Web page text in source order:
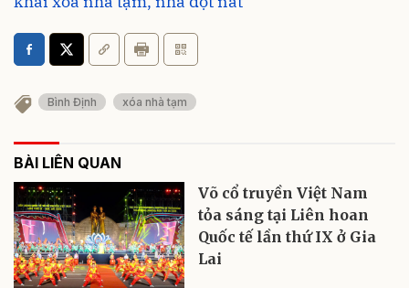
Bình Định xóa nhà tạm
BÀI LIÊN QUAN
Võ cổ truyền Việt Nam
tỏa sáng tại Liên hoan
Quốc tế lần thứ IX ở Gia
Lai